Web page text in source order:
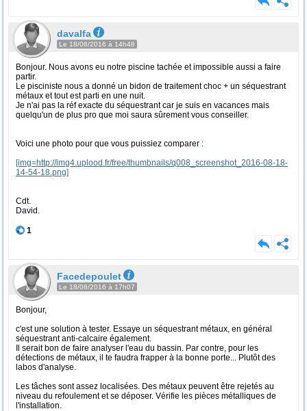
davalfa
Le 18/08/2016 à 14h48
Bonjour. Nous avons eu notre piscine tachée et impossible aussi a faire
partir.
Le pisciniste nous a donné un bidon de traitement choc + un séquestrant
métaux et tout est parti en une nuit.
Je n'ai pas la réf exacte du séquestrant car je suis en vacances mais
quelqu'un de plus pro que moi saura sûrement vous conseiller.
Voici une photo pour que vous puissiez comparer :
[img=http://img4.uplood.fr/free/thumbnails/q008_screenshot_2016-08-18-
14-54-18.png]
Cdt.
David.
1
Facedepoulet
Le 18/08/2016 à 17h07
Bonjour,
c'est une solution à tester. Essaye un séquestrant métaux, en général
séquestrant anti-calcaire également.
Il serait bon de faire analyser l'eau du bassin. Par contre, pour les
détections de métaux, il te faudra frapper à la bonne porte... Plutôt des
labos d'analyse.
Les tâches sont assez localisées. Des métaux peuvent être rejetés au
niveau du refoulement et se déposer. Vérifie les pièces métalliques de
l'installation.